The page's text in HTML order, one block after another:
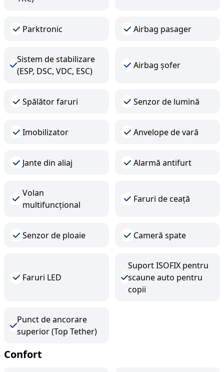
Parktronic Airbag pasager
Sistem de stabilizare
(ESP, DSC, VDC, ESC)
Airbag șofer
Spălător faruri Senzor de lumină
Imobilizator Anvelope de vară
Jante din aliaj Alarmă antifurt
Volan
multifuncțional
Faruri de ceață
Senzor de ploaie Cameră spate
Faruri LED
Suport ISOFIX pentru
scaune auto pentru
copii
Punct de ancorare
superior (Top Tether)
Confort